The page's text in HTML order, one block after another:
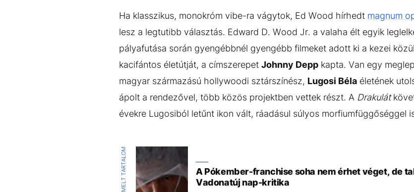
Ha klasszikus, monokróm vibe-ra vágytok, Ed Wood hírhedt magnum
lesz a legtutibb választás. Edward D. Wood Jr. a valaha élt egyik
pályafutása során gyengébbnél gyengébb filmeket adott ki a kezei
kacifántos életútját, a címszerepet Johnny Depp kapta. Van egy
magyar származású hollywoodi sztárszínész, Lugosi Béla életének
ápolt a rendezővel, több közös projektben vettek részt. A Drakulát
évekre Lugosiból letűnt ikon vált, ráadásul súlyos morfiumfüggőséggel
KIEMELT TARTALOM
A Pókember-franchise soha nem érhet véget, de
Vadonatúj nap-kritika